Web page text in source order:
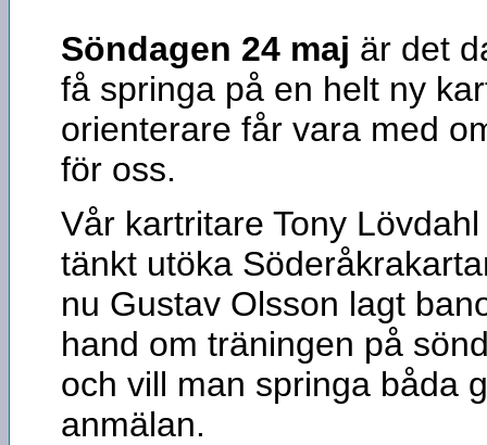
Söndagen 24 maj är det
få springa på en helt ny
orienterare får vara med
för oss.
Vår kartritare Tony
tänkt utöka
nu Gustav Olsson lagt
hand om träningen på
och vill man springa båda
anmälan.